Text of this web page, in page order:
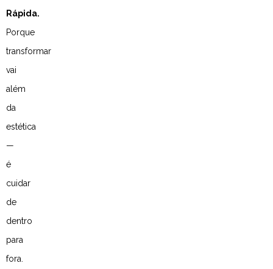
Rápida.
Porque
transformar
vai
além
da
estética
—
é
cuidar
de
dentro
para
fora.